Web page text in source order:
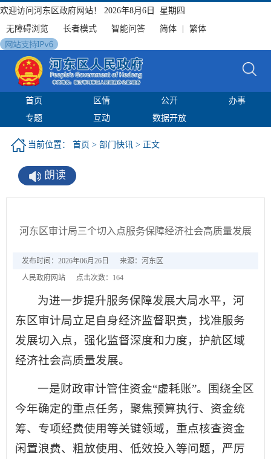
欢迎访问河东区政府网站！
2026年8月6日 星期四
无障碍浏览
长者模式 智能问答 简体 繁体
首页 区情 公开
办事
专题
互动 数据开放
当前位置： 首页 > 部门快讯 > 正文
朗读
河东区审计局三个切入点服务保障经济社会高质量发展
发布时间：2026年06月26日
来源：河东区
人民政府网站
点击次数： 164
为进一步提升服务保障发展大局水平，河
东区审计局立足自身经济监督职责，找准服务
发展切入点，强化监督深度和力度，护航区域
经济社会高质量发展。
一是财政审计管住资金“虚耗账”。围绕全区
今年确定的重点任务，聚焦预算执行、资金统
筹、专项经费使用等关键领域，重点核查资金
闲置浪费、粗放使用、低效投入等问题，严厉